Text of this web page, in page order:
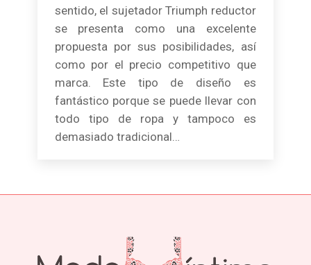
sentido, el sujetador Triumph reductor
se presenta como una excelente
propuesta por sus posibilidades, así
como por el precio competitivo que
marca. Este tipo de diseño es
fantástico porque se puede llevar con
todo tipo de ropa y tampoco es
demasiado tradicional…